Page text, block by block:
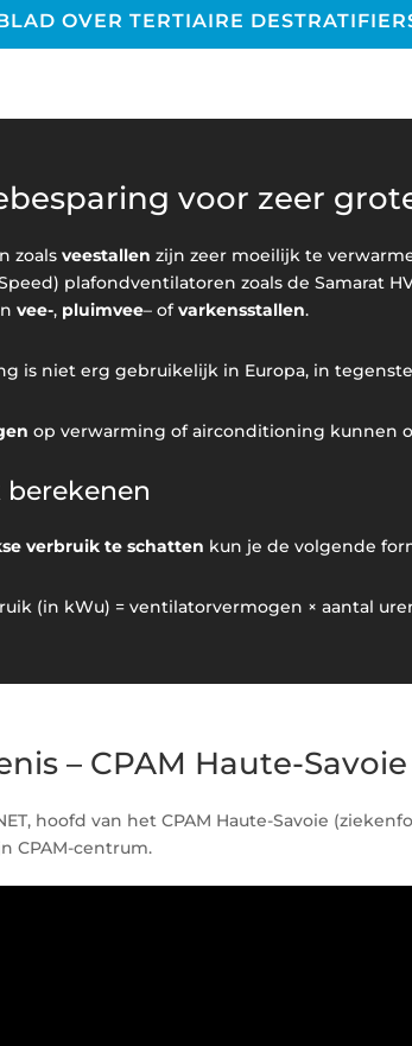
OVER TERTIAIRE
voor zeer
zoalsveestallen zijn zeer moeilijk te
plafondventilatoren zoals de Samarat
vee-, pluimvee– ofvarkensstallen.
is niet erg gebruikelijk in Europa, in
op verwarming of airconditioning kunnen
verbruik te schatten kun je de volgende
(in kWu) = ventilatorvermogen × aantal
– CPAM Haute-Savoie
hoofd van het CPAM Haute-Savoie
CPAM-centrum.